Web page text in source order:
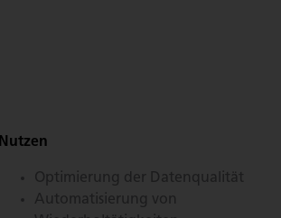
Nutzen
Optimierung der Datenqualität
Automatisierung von